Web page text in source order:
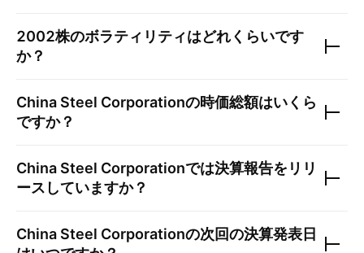
2002株のボラティリティはどれくらいです
か？
China Steel Corporationの時価総額はいくら
ですか？
China Steel Corporationでは決算報告をリリ
ースしていますか？
China Steel Corporationの次回の決算発表日